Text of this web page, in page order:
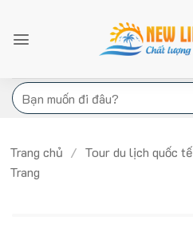
nội
Tìm
kiếm:
Trang chủ / Tour du lịch quốc tế
Trang